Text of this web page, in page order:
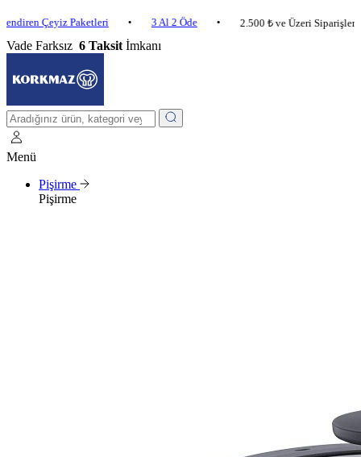
Çeyiz Paketleri • 3 Al 2 Öde • 2.500 ₺ ve Üzeri Siparişlerde
Vade Farksız 6 Taksit İmkanı
Menü
Pişirme
Pişirme